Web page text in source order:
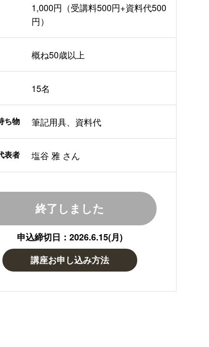
1,000円（受講料500円+資料代500
円）
概ね50歳以上
15名
ち物 筆記用具、資料代
表者 塩谷 雅 さん
終了しました
申込締切日：2026.6.15(月)
講座お申し込み方法